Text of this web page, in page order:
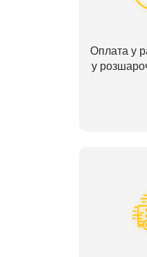
Оплата у
у